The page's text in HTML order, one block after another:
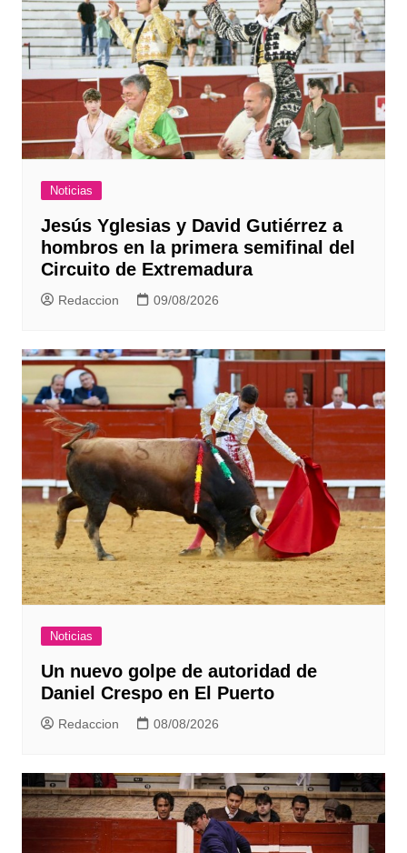
Noticias
Jesús Yglesias y David Gutiérrez a
hombros en la primera semifinal del
Circuito de Extremadura
Redaccion 09/08/2026
Noticias
Un nuevo golpe de autoridad de
Daniel Crespo en El Puerto
Redaccion 08/08/2026